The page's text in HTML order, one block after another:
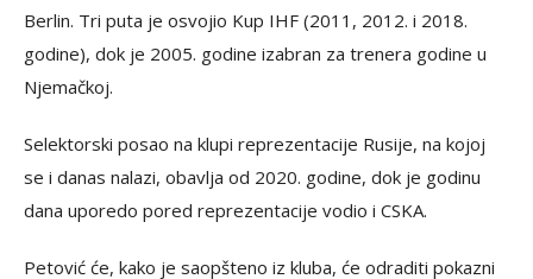
Berlin. Tri puta je osvojio Kup IHF (2011, 2012. i 2018.
godine), dok je 2005. godine izabran za trenera godine u
Njemačkoj.
Selektorski posao na klupi reprezentacije Rusije, na kojoj
se i danas nalazi, obavlja od 2020. godine, dok je godinu
dana uporedo pored reprezentacije vodio i CSKA.
Petović će, kako je saopšteno iz kluba, će odraditi pokazni